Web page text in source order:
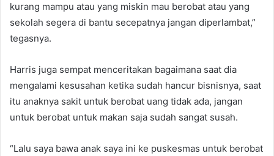
kurang mampu atau yang miskin mau berobat atau yang
sekolah segera di bantu secepatnya jangan diperlambat,”
tegasnya.
Harris juga sempat menceritakan bagaimana saat dia
mengalami kesusahan ketika sudah hancur bisnisnya, saat
itu anaknya sakit untuk berobat uang tidak ada, jangan
untuk berobat untuk makan saja sudah sangat susah.
“Lalu saya bawa anak saya ini ke puskesmas untuk berobat